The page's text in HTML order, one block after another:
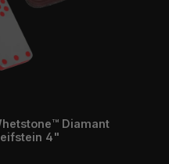
Diamant
4"